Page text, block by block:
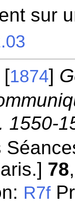
sur
[1874]
1550-
78
R7f